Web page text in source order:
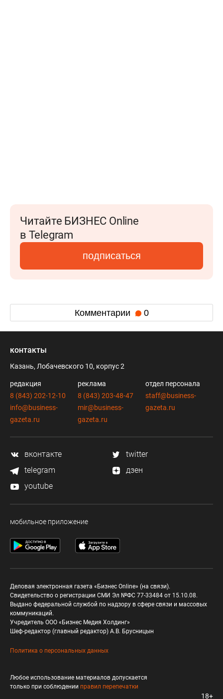
Читайте БИЗНЕС Online
в Telegram
подписаться
Комментарии 0
контакты
Казань, Лобачевского 10, корпус 2
редакция
8 (843) 202-12-10
info@business-
gazeta.ru
реклама
8 (843) 203-48-47
mir@business-
gazeta.ru
отдел персонала
staff@business-
gazeta.ru
вконтакте
twitter
telegram
дзен
youtube
мобильное приложение
Деловая электронная газета «Бизнес Online» (на связи).
Свидетельство о регистрации СМИ Эл №ФС 77-33484 от 15.10.08.
Выдано федеральной службой по надзору в сфере связи и массовых
коммуникаций.
Учредитель ООО «Бизнес Медия Холдинг»
Шеф-редактор (главный редактор) А.В. Брусницын
Политика о персональных данных
Любое использование материалов допускается
только при соблюдении правил перепечатки
18+